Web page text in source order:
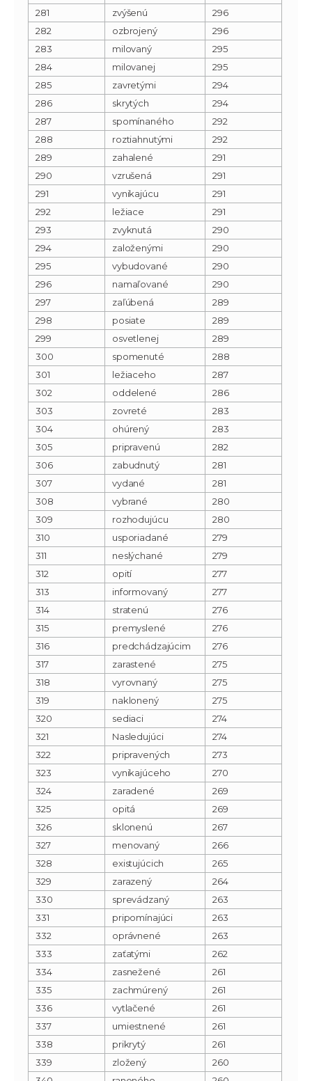
281 zvýšenú
296
282
ozbrojený
296
283
milovaný
295
284
milovanej
295
285
zavretými
294
286
skrytých
294
287
spomínaného
292
288
roztiahnutými
292
289
zahalené
291
290
vzrušená
291
291
vynikajúcu
291
292
ležiace
291
293
zvyknutá
290
294
založenými
290
295
vybudované
290
296
namaľované
290
297
zaľúbená
289
298
posiate
289
299
osvetlenej
289
300
spomenuté
288
301
ležiaceho
287
302
oddelené
286
303
zovreté
283
304
ohúrený
283
305
pripravenú
282
306
zabudnutý
281
307
vydané
281
308
vybrané
280
309
rozhodujúcu
280
310
usporiadané
279
311
neslýchané
279
312
opití
277
313
informovaný
277
314
stratenú
276
315
premyslené
276
316
predchádzajúcim
276
317
zarastené
275
318
vyrovnaný
275
319
naklonený
275
320
sediaci
274
321
Nasledujúci
274
322
pripravených
273
323
vynikajúceho
270
324
zaradené
269
325
opitá
269
326
sklonenú
267
327
menovaný
266
328
existujúcich
265
329
zarazený
264
330
sprevádzaný
263
331
pripomínajúci
263
332
oprávnené
263
333
zaťatými
262
334
zasnežené
261
335
zachmúrený
261
336
vytlačené
261
337
umiestnené
261
338
prikrytý
261
339
zložený
260